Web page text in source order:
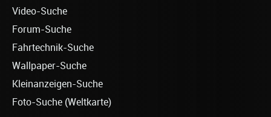
Video-Suche
Forum-Suche
Fahrtechnik-Suche
Wallpaper-Suche
Kleinanzeigen-Suche
Foto-Suche (Weltkarte)